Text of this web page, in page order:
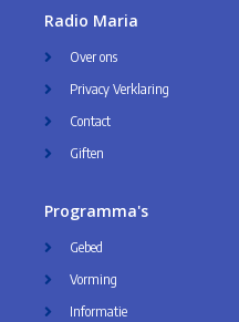
Radio Maria
Over ons
Privacy Verklaring
Contact
Giften
Programma's
Gebed
Vorming
Informatie